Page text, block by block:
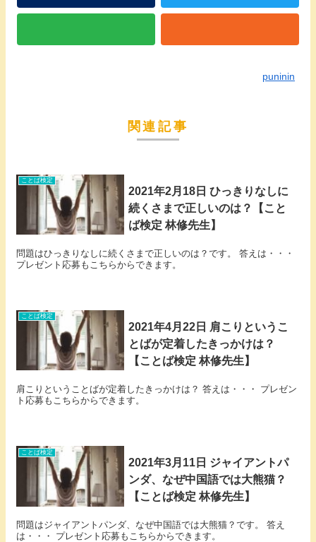
puninin
関連記事
ことば検定
2021年2月18日 ひっきりなしに
続くさまで正しいのは？【こと
ば検定 林修先生】
問題はひっきりなしに続くさまで正しいのは？です。 答えは・・・
プレゼント応募もこちらからできます。
ことば検定
2021年4月22日 肩こりというこ
とばが定着したきっかけは？
【ことば検定 林修先生】
肩こりということばが定着したきっかけは？ 答えは・・・ プレゼン
ト応募もこちらからできます。
ことば検定
2021年3月11日 ジャイアントパ
ンダ、なぜ中国語では大熊猫？
【ことば検定 林修先生】
問題はジャイアントパンダ、なぜ中国語では大熊猫？です。 答え
は・・・ プレゼント応募もこちらからできます。